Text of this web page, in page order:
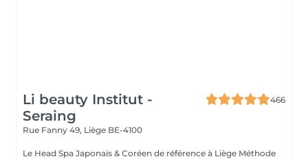
Li beauty Institut -
Seraing
466
Rue Fanny 49, Liège BE-4100
Le Head Spa Japonais & Coréen de référence à Liège Méthode